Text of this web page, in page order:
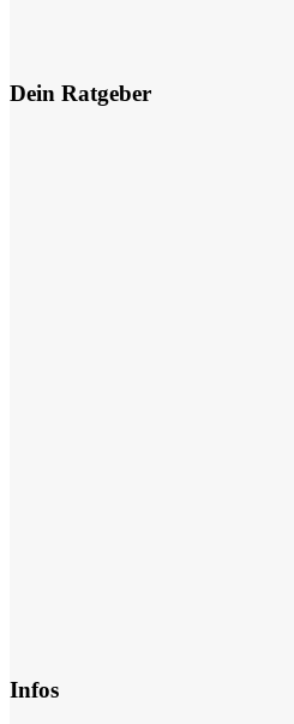
Dein Ratgeber
Infos